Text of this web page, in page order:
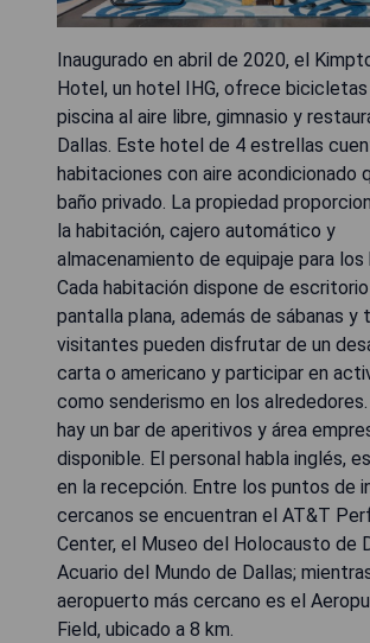
Inaugurado en abril de 2020, el
Hotel, un hotel IHG, ofrece
piscina al aire libre, gimnasio y
Dallas. Este hotel de 4 estrellas
habitaciones con aire acondicionado
baño privado. La propiedad
la habitación, cajero automático y
almacenamiento de equipaje para los
Cada habitación dispone de
pantalla plana, además de sábanas y
visitantes pueden disfrutar de un
carta o americano y participar en
como senderismo en los
hay un bar de aperitivos y área
disponible. El personal habla inglés,
en la recepción. Entre los puntos de
cercanos se encuentran el AT&T
Center, el Museo del Holocausto de
Acuario del Mundo de Dallas;
aeropuerto más cercano es el
Field, ubicado a 8 km.